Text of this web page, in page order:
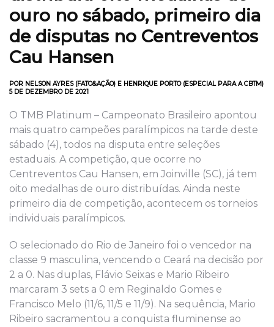
ouro no sábado, primeiro dia
de disputas no Centreventos
Cau Hansen
POR NELSON AYRES (FATO&AÇÃO) E HENRIQUE PORTO (ESPECIAL PARA A CBTM)
5 DE DEZEMBRO DE 2021
O TMB Platinum – Campeonato Brasileiro apontou
mais quatro campeões paralímpicos na tarde deste
sábado (4), todos na disputa entre seleções
estaduais. A competição, que ocorre no
Centreventos Cau Hansen, em Joinville (SC), já tem
oito medalhas de ouro distribuídas. Ainda neste
primeiro dia de competição, acontecem os torneios
individuais paralímpicos.
O selecionado do Rio de Janeiro foi o vencedor na
classe 9 masculina, vencendo o Ceará na decisão por
2 a 0. Nas duplas, Flávio Seixas e Mario Ribeiro
marcaram 3 sets a 0 em Reginaldo Gomes e
Francisco Melo (11/6, 11/5 e 11/9). Na sequência, Mario
Ribeiro sacramentou a conquista fluminense ao